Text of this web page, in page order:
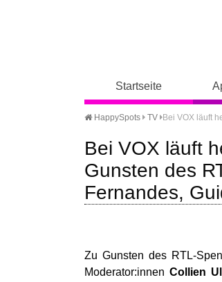
Startseite
HappySpots TV Bei VOX läuft
Bei VOX läuft
Gunsten des
Fernandes,
Zu Gunsten des RTL-
Moderator:innenCollien